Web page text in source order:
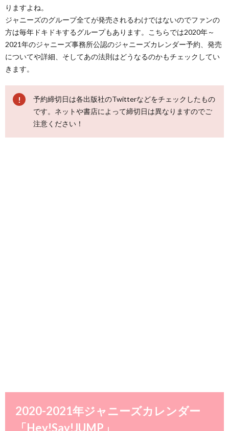
りますよね。
ジャニーズのグループ全てが発売されるわけではないのでファンの
方は毎年ドキドキするグループもあります。こちらでは2020年～
2021年のジャニーズ事務所公認のジャニーズカレンダー予約、発売
についてや詳細、そしてあの法則はどうなるのかもチェックしてい
きます。
予約締切日は各出版社のTwitterなどをチェックしたもの
です。ネットや書店によって締切日は異なりますのでご
注意ください！
2020-2021年ジャニーズカレンダー
「Hey!Say!JUMP」